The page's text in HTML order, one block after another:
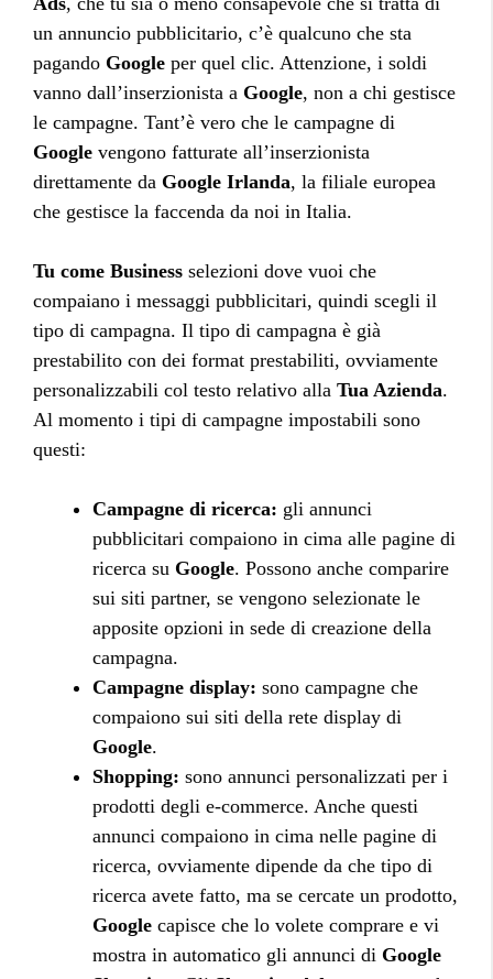
un annuncio pubblicitario, c’è qualcuno che sta
pagando Google per quel clic. Attenzione, i soldi
vanno dall’inserzionista a Google, non a chi gestisce
le campagne. Tant’è vero che le campagne di
Google vengono fatturate all’inserzionista
direttamente da Google Irlanda, la filiale europea
che gestisce la faccenda da noi in Italia.
Tu come Business selezioni dove vuoi che
compaiano i messaggi pubblicitari, quindi scegli il
tipo di campagna. Il tipo di campagna è già
prestabilito con dei format prestabiliti, ovviamente
personalizzabili col testo relativo alla Tua Azienda.
Al momento i tipi di campagne impostabili sono
questi:
Campagne di ricerca: gli annunci
pubblicitari compaiono in cima alle pagine di
ricerca su Google. Possono anche comparire
sui siti partner, se vengono selezionate le
apposite opzioni in sede di creazione della
campagna.
Campagne display: sono campagne che
compaiono sui siti della rete display di
Google.
Shopping: sono annunci personalizzati per i
prodotti degli e-commerce. Anche questi
annunci compaiono in cima nelle pagine di
ricerca, ovviamente dipende da che tipo di
ricerca avete fatto, ma se cercate un prodotto,
Google capisce che lo volete comprare e vi
mostra in automatico gli annunci di Google